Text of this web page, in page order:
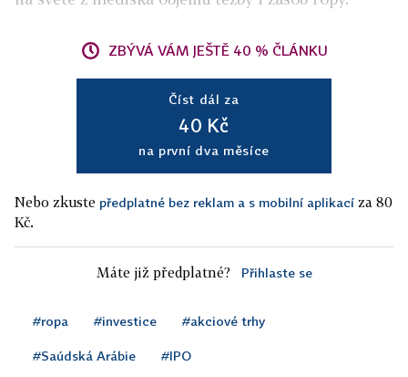
ZBÝVÁ VÁM JEŠTĚ 40 % ČLÁNKU
Číst dál za
40 Kč
na první dva měsíce
Nebo zkuste předplatné bez reklam a s mobilní aplikací za 80
Kč.
Máte již předplatné? Přihlaste se
#ropa #investice #akciové trhy
#Saúdská Arábie #IPO